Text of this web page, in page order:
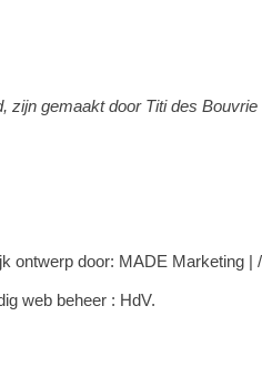
zijn gemaakt door Titi des Bouvrie
ontwerp door: MADE Marketing| /
web beheer : HdV.